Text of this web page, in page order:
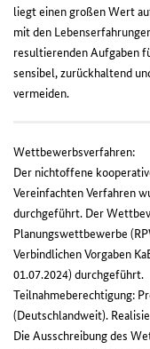
liegt einen großen Wert
mit den
resultierenden Aufgaben
sensibel, zurückhaltend
vermeiden.
Wettbewerbsverfahren:
Der nichtoffene
Vereinfachten Verfahren
durchgeführt. Der
Planungswettbewerbe
Verbindlichen Vorgaben
01.07.2024) durchgeführt.
Teilnahmeberechtigung:
(Deutschlandweit).
Die Ausschreibung des